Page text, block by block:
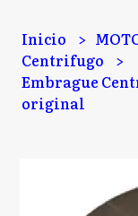
Inicio
Centrifugo
Embrague
original